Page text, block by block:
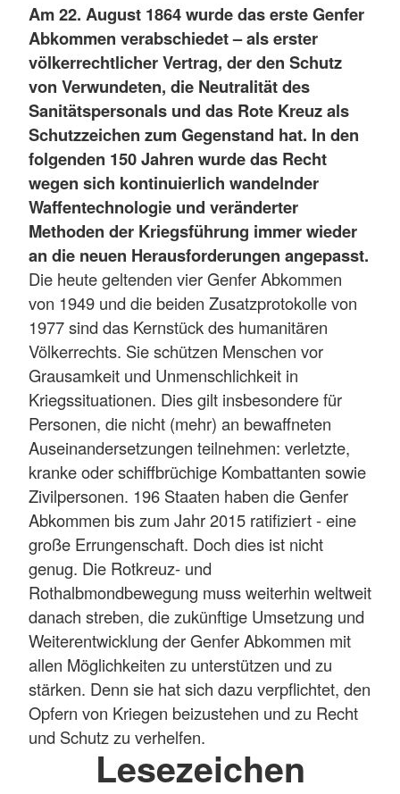
Am 22. August 1864 wurde das erste Genfer
Abkommen verabschiedet – als erster
völkerrechtlicher Vertrag, der den Schutz
von Verwundeten, die Neutralität des
Sanitätspersonals und das Rote Kreuz als
Schutzzeichen zum Gegenstand hat. In den
folgenden 150 Jahren wurde das Recht
wegen sich kontinuierlich wandelnder
Waffentechnologie und veränderter
Methoden der Kriegsführung immer wieder
an die neuen Herausforderungen angepasst.
Die heute geltenden vier Genfer Abkommen
von 1949 und die beiden Zusatzprotokolle von
1977 sind das Kernstück des humanitären
Völkerrechts. Sie schützen Menschen vor
Grausamkeit und Unmenschlichkeit in
Kriegssituationen. Dies gilt insbesondere für
Personen, die nicht (mehr) an bewaffneten
Auseinandersetzungen teilnehmen: verletzte,
kranke oder schiffbrüchige Kombattanten sowie
Zivilpersonen. 196 Staaten haben die Genfer
Abkommen bis zum Jahr 2015 ratifiziert - eine
große Errungenschaft. Doch dies ist nicht
genug. Die Rotkreuz- und
Rothalbmondbewegung muss weiterhin weltweit
danach streben, die zukünftige Umsetzung und
Weiterentwicklung der Genfer Abkommen mit
allen Möglichkeiten zu unterstützen und zu
stärken. Denn sie hat sich dazu verpflichtet, den
Opfern von Kriegen beizustehen und zu Recht
und Schutz zu verhelfen.
Lesezeichen